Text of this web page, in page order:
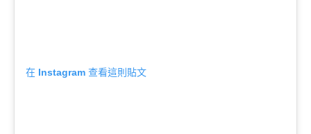
在 Instagram 查看這則貼文